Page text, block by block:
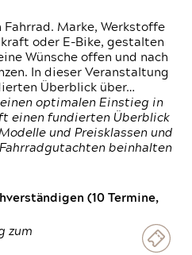
Marke, Werkstoffe
oder E-Bike, gestalten
Wünsche offen und nach
In dieser Veranstaltung
Überblick über…
optimalen Einstieg in
einen fundierten Überblick
und Preisklassen und
beinhalten
(10 Termine,
zum